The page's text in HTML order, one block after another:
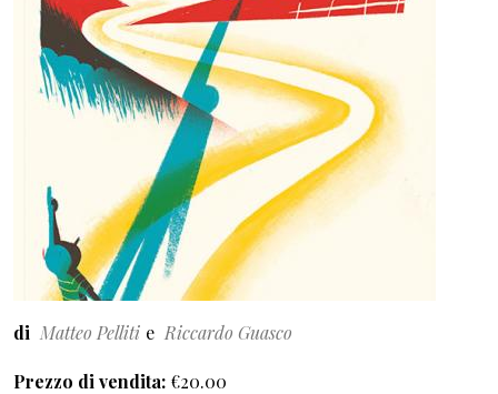
di Matteo Pelliti Riccardo Guasco
Prezzo di vendita €20.00